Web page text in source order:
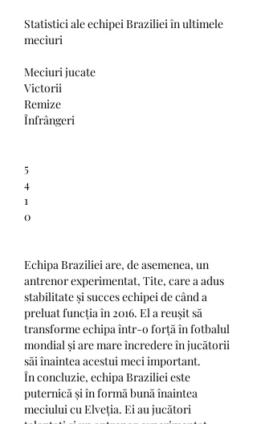
Statistici ale echipei Braziliei în ultimele
meciuri
Meciuri jucate
Victorii
Remize
Înfrângeri
5
4
1
0
Echipa Braziliei are, de asemenea, un
antrenor experimentat, Tite, care a adus
stabilitate și succes echipei de când a
preluat funcția în 2016. El a reușit să
transforme echipa într-o forță în fotbalul
mondial și are mare încredere în jucătorii
săi înaintea acestui meci important.
În concluzie, echipa Braziliei este
puternică și în formă bună înaintea
meciului cu Elveția. Ei au jucători